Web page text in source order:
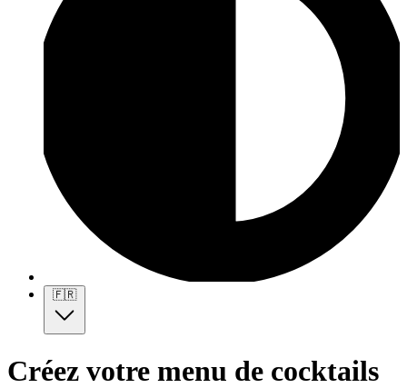
🇫🇷
Créez votre menu de cocktails